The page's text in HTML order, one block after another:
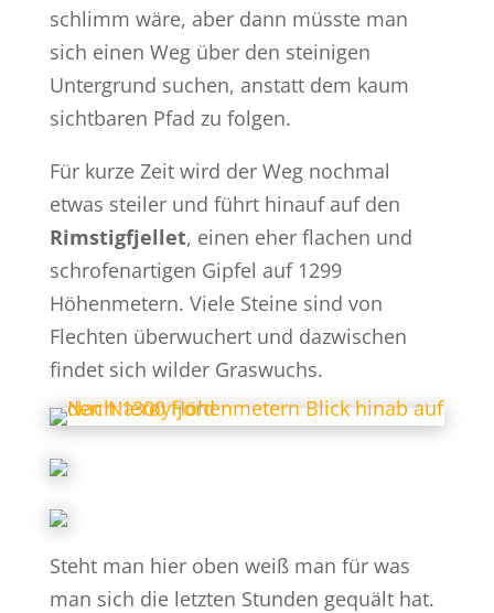
schlimm wäre, aber dann müsste man
sich einen Weg über den steinigen
Untergrund suchen, anstatt dem kaum
sichtbaren Pfad zu folgen.
Für kurze Zeit wird der Weg nochmal
etwas steiler und führt hinauf auf den
Rimstigfjellet, einen eher flachen und
schrofenartigen Gipfel auf 1299
Höhenmetern. Viele Steine sind von
Flechten überwuchert und dazwischen
findet sich wilder Graswuchs.
Steht man hier oben weiß man für was
man sich die letzten Stunden gequält hat.